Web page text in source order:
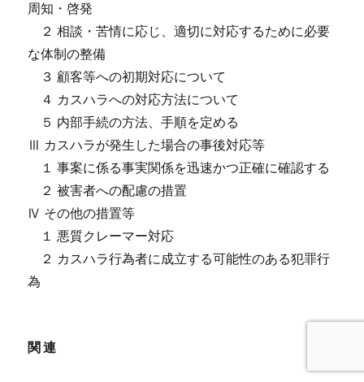
周知・啓発
２ 相談・苦情に応じ、適切に対応するために必要
な体制の整備
３ 顧客等への初期対応について
４ カスハラへの対応方法について
５ 内部手続の方法、手順を定める
Ⅲ カスハラが発生した場合の事後対応等
１ 事案に係る事実関係を迅速かつ正確に確認する
２ 被害者への配慮の措置
Ⅳ その他の措置等
１ 悪質クレーマー対応
２ カスハラ行為者に成立する可能性のある犯罪行
為
関連